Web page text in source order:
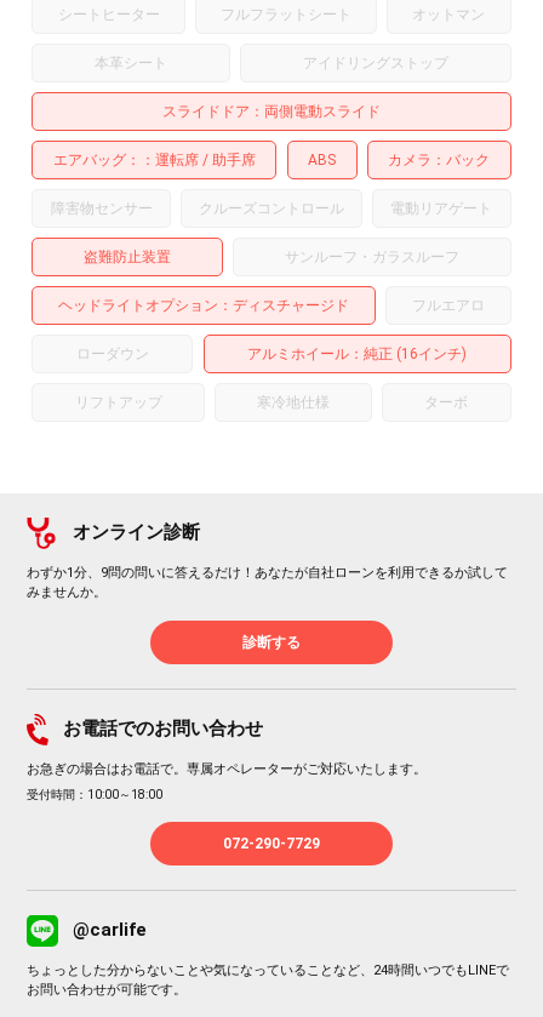
シートヒーター フルフラットシート オットマン
本革シート アイドリングストップ
スライドドア 両側電動スライド
エアバッグ： 運転席 助手席 ABS カメラ バック
障害物センサー クルーズコントロール 電動リアゲート
盗難防止装置 サンルーフ・ガラスルーフ
ヘッドライトオプション ディスチャージド フルエアロ
ローダウン アルミホイール ：純正 (16インチ)
リフトアップ 寒冷地仕様 ターボ
オンライン診断
わずか1分、9問の問いに答えるだけ！あなたが自社ローンを利用できるか試して
みませんか。
診断する
お電話でのお問い合わせ
お急ぎの場合はお電話で。専属オペレーターがご対応いたします。
受付時間：10:00～18:00
072-290-7729
@carlife
ちょっとした分からないことや気になっていることなど、24時間いつでもLINEで
お問い合わせが可能です。